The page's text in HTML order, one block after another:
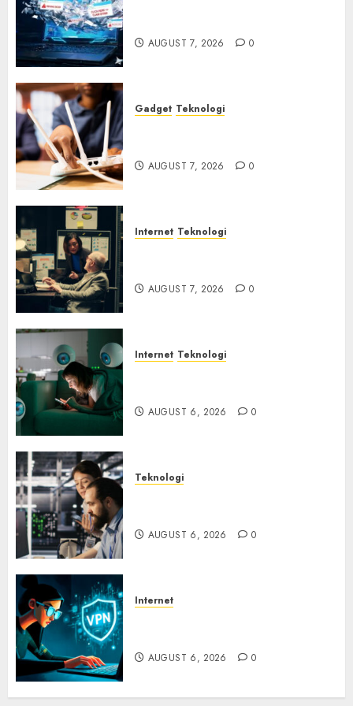
AUGUST 7, 2026 0
Gadget Teknologi
AUGUST 7, 2026 0
Internet Teknologi
AUGUST 7, 2026 0
Internet Teknologi
AUGUST 6, 2026 0
Teknologi
AUGUST 6, 2026 0
Internet
AUGUST 6, 2026 0